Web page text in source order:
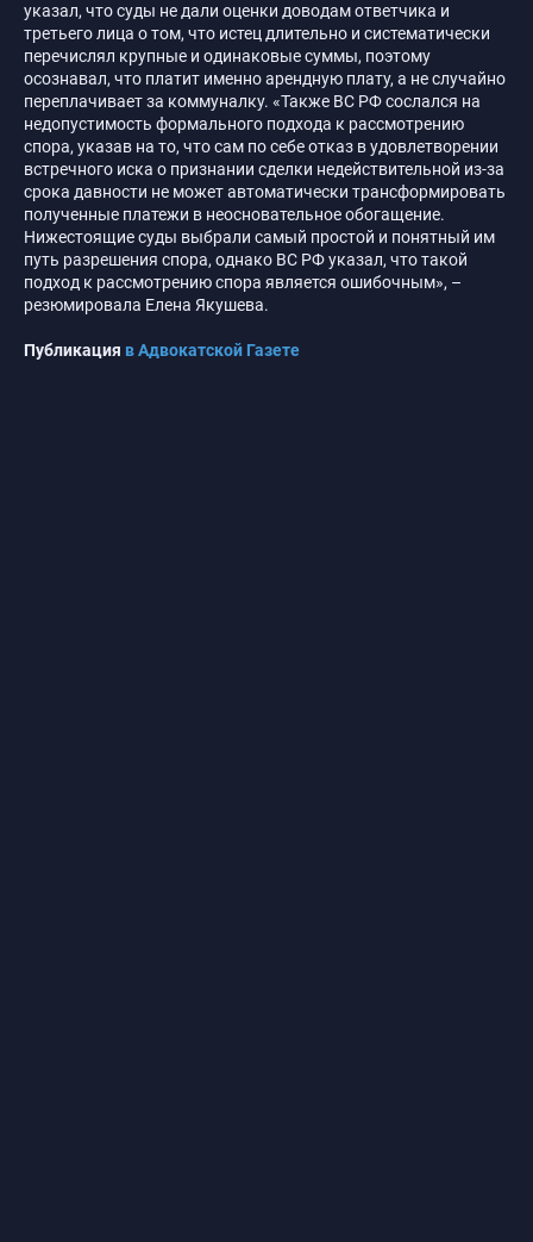
указал, что суды не дали оценки доводам ответчика и
третьего лица о том, что истец длительно и систематически
перечислял крупные и одинаковые суммы, поэтому
осознавал, что платит именно арендную плату, а не случайно
переплачивает за коммуналку. «Также ВС РФ сослался на
недопустимость формального подхода к рассмотрению
спора, указав на то, что сам по себе отказ в удовлетворении
встречного иска о признании сделки недействительной из-за
срока давности не может автоматически трансформировать
полученные платежи в неосновательное обогащение.
Нижестоящие суды выбрали самый простой и понятный им
путь разрешения спора, однако ВС РФ указал, что такой
подход к рассмотрению спора является ошибочным», –
резюмировала Елена Якушева.
Публикация в Адвокатской Газете